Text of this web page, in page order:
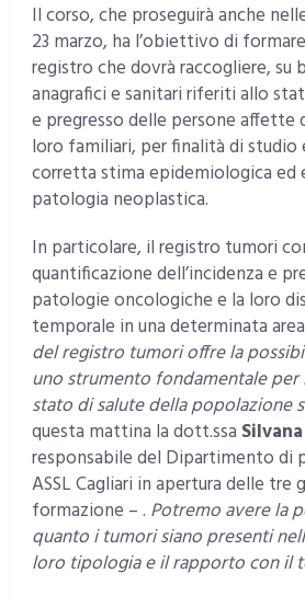
Il corso, che proseguirà anche
23 marzo, ha l’obiettivo di
registro che dovrà raccogliere, su
anagrafici e sanitari riferiti allo
e pregresso delle persone affette
loro familiari, per finalità di studio
corretta stima epidemiologica ed
patologia neoplastica.
In particolare, il registro tumori
quantificazione dell’incidenza e
patologie oncologiche e la loro
temporale in una determinata
del registro tumori offre la
uno strumento fondamentale
stato di salute della popolazione
questa mattina la dott.ssa
responsabile del Dipartimento di
ASSL Cagliari in apertura delle tre
formazione – . Potremo avere la
quanto i tumori siano presenti
loro tipologia e il rapporto con il